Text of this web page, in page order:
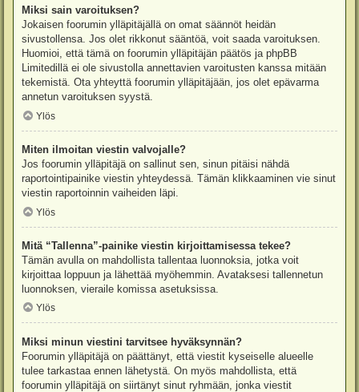
Miksi sain varoituksen?
Jokaisen foorumin ylläpitäjällä on omat säännöt heidän
sivustollensa. Jos olet rikkonut sääntöä, voit saada varoituksen.
Huomioi, että tämä on foorumin ylläpitäjän päätös ja phpBB
Limitedillä ei ole sivustolla annettavien varoitusten kanssa mitään
tekemistä. Ota yhteyttä foorumin ylläpitäjään, jos olet epävarma
annetun varoituksen syystä.
Ylös
Miten ilmoitan viestin valvojalle?
Jos foorumin ylläpitäjä on sallinut sen, sinun pitäisi nähdä
raportointipainike viestin yhteydessä. Tämän klikkaaminen vie sinut
viestin raportoinnin vaiheiden läpi.
Ylös
Mitä “Tallenna”-painike viestin kirjoittamisessa tekee?
Tämän avulla on mahdollista tallentaa luonnoksia, jotka voit
kirjoittaa loppuun ja lähettää myöhemmin. Avataksesi tallennetun
luonnoksen, vieraile komissa asetuksissa.
Ylös
Miksi minun viestini tarvitsee hyväksynnän?
Foorumin ylläpitäjä on päättänyt, että viestit kyseiselle alueelle
tulee tarkastaa ennen lähetystä. On myös mahdollista, että
foorumin ylläpitäjä on siirtänyt sinut ryhmään, jonka viestit